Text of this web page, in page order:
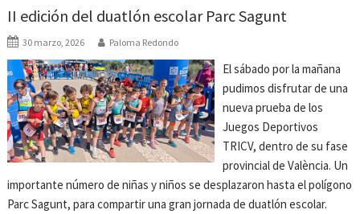
II edición del duatlón escolar Parc Sagunt
30 marzo, 2026 Paloma Redondo
El sábado por la mañana
pudimos disfrutar de una
nueva prueba de los
Juegos Deportivos
TRICV, dentro de su fase
provincial de València. Un
importante número de niñas y niños se desplazaron hasta el polígono
Parc Sagunt, para compartir una gran jornada de duatlón escolar.